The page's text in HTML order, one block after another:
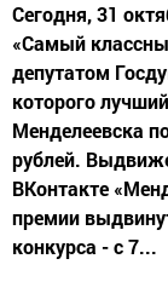
Сегодня, 31
«Самый
депутатом
которого
Менделеевска
рублей.
ВКонтакте
премии
конкурса - с 7...